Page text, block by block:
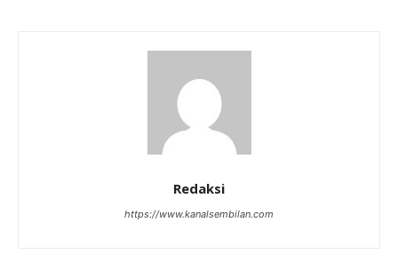
Redaksi
https://www.kanalsembilan.com